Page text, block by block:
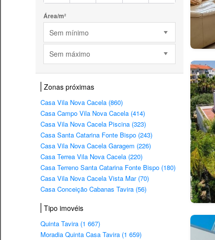
Área/m²
Sem mínimo
Sem máximo
Zonas próximas
Casa Vila Nova Cacela (860)
Casa Campo Vila Nova Cacela (414)
Casa Vila Nova Cacela Piscina (323)
Casa Santa Catarina Fonte Bispo (243)
Casa Vila Nova Cacela Garagem (226)
Casa Terrea Vila Nova Cacela (220)
Casa Terreno Santa Catarina Fonte Bispo (180)
Casa Vila Nova Cacela Vista Mar (70)
Casa Conceição Cabanas Tavira (56)
Tipo imovéis
Quinta Tavira (1 667)
Moradia Quinta Casa Tavira (1 659)